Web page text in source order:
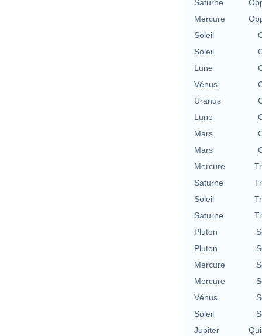
Saturne
Mercure
Soleil
Soleil
Lune
Vénus
Uranus
Lune
Mars
Mars
Mercure
Saturne
Soleil
Saturne
Pluton
Pluton
Mercure
Mercure
Vénus
Soleil
Jupiter